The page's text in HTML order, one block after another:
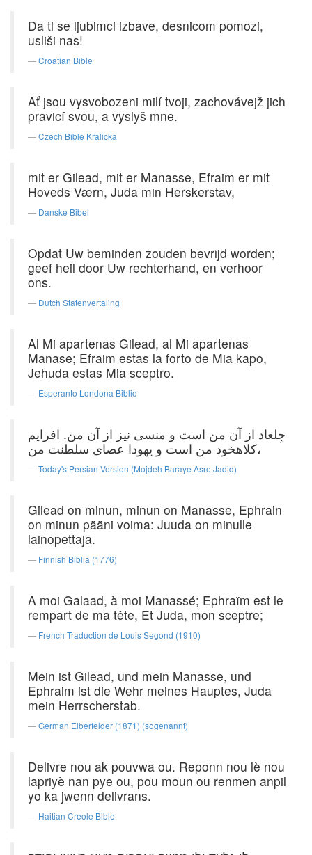
Da ti se ljubimci izbave, desnicom pomozi,
usliši nas!
Croatian Bible
Ať jsou vysvobozeni milí tvoji, zachovávejž jich
pravicí svou, a vyslyš mne.
Czech Bible Kralicka
mit er Gilead, mit er Manasse, Efraim er mit
Hoveds Værn, Juda min Herskerstav,
Danske Bibel
Opdat Uw beminden zouden bevrijd worden;
geef heil door Uw rechterhand, en verhoor
ons.
Dutch Statenvertaling
Al Mi apartenas Gilead, al Mi apartenas
Manase; Efraim estas la forto de Mia kapo,
Jehuda estas Mia sceptro.
Esperanto Londona Biblio
جِلعاد از آن من است و منسی نیز از آن من. افرایم
کلاهخود من است و یهودا عصای سلطنت من،
Today's Persian Version (Mojdeh Baraye Asre Jadid)
Gilead on minun, minun on Manasse, Ephrain
on minun pääni voima: Juuda on minulle
lainopettaja.
Finnish Biblia (1776)
A moi Galaad, à moi Manassé; Ephraïm est le
rempart de ma tête, Et Juda, mon sceptre;
French Traduction de Louis Segond (1910)
Mein ist Gilead, und mein Manasse, und
Ephraim ist die Wehr meines Hauptes, Juda
mein Herrscherstab.
German Elberfelder (1871) (sogenannt)
Delivre nou ak pouvwa ou. Reponn nou lè nou
lapriyè nan pye ou, pou moun ou renmen anpil
yo ka jwenn delivrans.
Haitian Creole Bible